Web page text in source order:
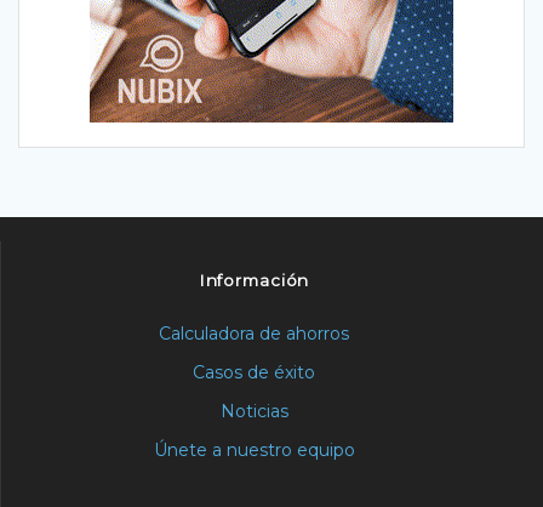
Información
Calculadora de ahorros
Casos de éxito
Noticias
Únete a nuestro equipo